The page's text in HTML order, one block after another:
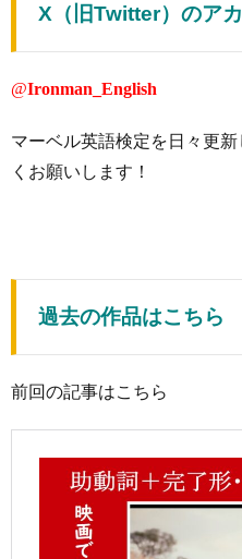
X（旧Twitter）のア
@Ironman_English
マーベル英語検定を日々更
くお願いします！
過去の作品はこちら
前回の記事はこちら